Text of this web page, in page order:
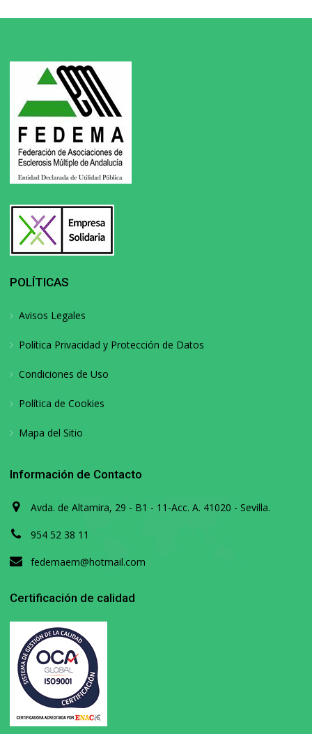
POLÍTICAS
Avisos Legales
Política Privacidad y Protección de Datos
Condiciones de Uso
Política de Cookies
Mapa del Sitio
Información de Contacto
Avda. de Altamira, 29 - B1 - 11-Acc. A. 41020 - Sevilla.
954 52 38 11
fedemaem@hotmail.com
Certificación de calidad